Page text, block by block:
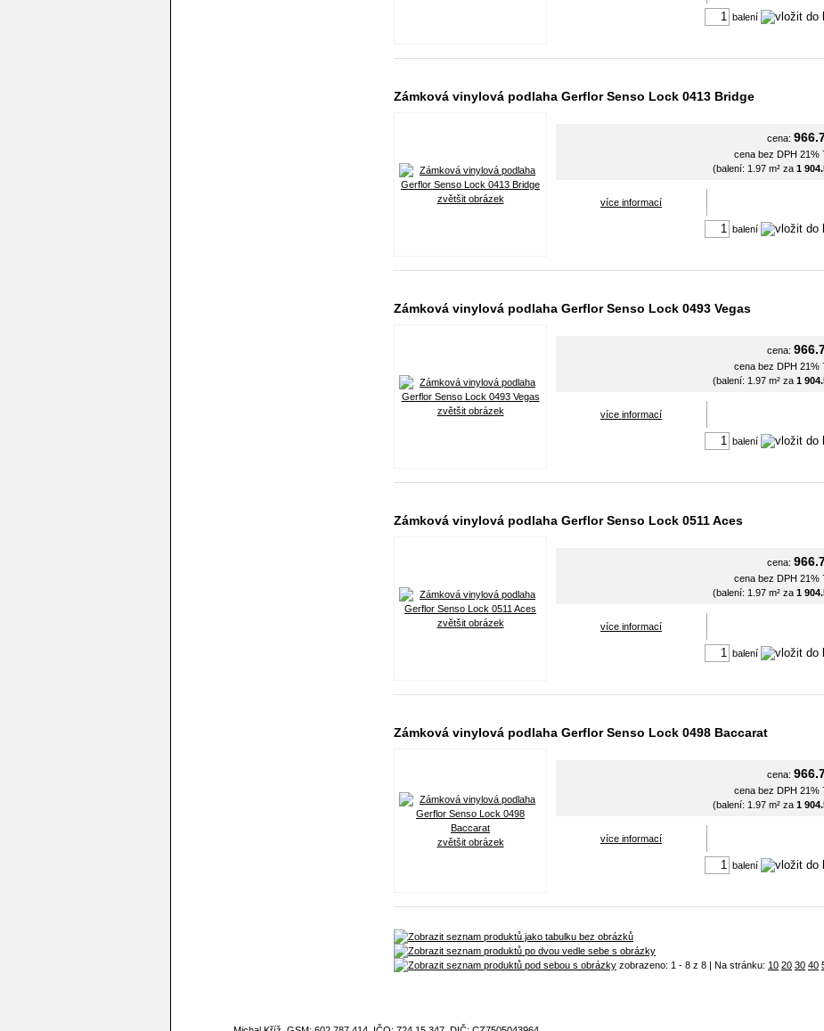
balení
Zámková vinylová podlaha Gerflor Senso Lock 0413 Bridge
zvětšit obrázek
cena:
cena bez DPH 21%
(balení: 1.97 m² za 1
více informací
balení
Zámková vinylová podlaha Gerflor Senso Lock 0493 Vegas
zvětšit obrázek
cena:
cena bez DPH 21%
(balení: 1.97 m² za 1
více informací
balení
Zámková vinylová podlaha Gerflor Senso Lock 0511 Aces
zvětšit obrázek
cena:
cena bez DPH 21%
(balení: 1.97 m² za 1
více informací
balení
Zámková vinylová podlaha Gerflor Senso Lock 0498 Baccarat
zvětšit obrázek
cena:
cena bez DPH 21%
(balení: 1.97 m² za 1
více informací
balení
zobrazeno: 1 - 8 z 8 | Na stránku: 10 20 30 40